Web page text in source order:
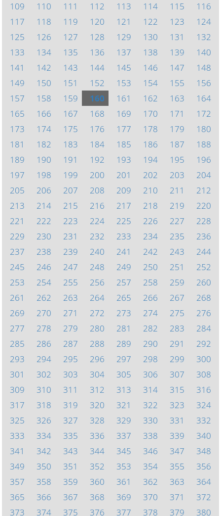
109
110 111 112 113 114 115
116
117
118 119 120 121 122 123
124
125
126 127 128 129 130 131
132
133
134 135 136 137 138 139
140
141
142 143 144 145 146 147
148
149
150 151 152 153 154 155
156
157
158 159 160 161 162 163
164
165
166 167 168 169 170 171
172
173
174 175 176 177 178 179
180
181
182 183 184 185 186 187
188
189
190 191 192 193 194 195
196
197
198 199 200 201 202 203
204
205
206 207 208 209 210 211
212
213
214 215 216 217 218 219
220
221
222 223 224 225 226 227
228
229
230 231 232 233 234 235
236
237
238 239 240 241 242 243
244
245
246 247 248 249 250 251
252
253
254 255 256 257 258 259
260
261
262 263 264 265 266 267
268
269
270 271 272 273 274 275
276
277
278 279 280 281 282 283
284
285
286 287 288 289 290 291
292
293
294 295 296 297 298 299
300
301
302 303 304 305 306 307
308
309
310 311 312 313 314 315
316
317
318 319 320 321 322 323
324
325
326 327 328 329 330 331
332
333
334 335 336 337 338 339
340
341
342 343 344 345 346 347
348
349
350 351 352 353 354 355
356
357
358 359 360 361 362 363
364
365
366 367 368 369 370 371
372
373
374 375 376 377 378 379 380